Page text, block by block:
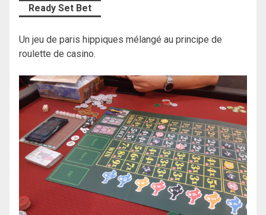
Ready Set Bet
Un jeu de paris hippiques mélangé au principe de
roulette de casino.